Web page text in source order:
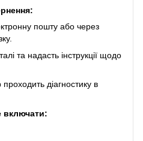
пошту або через
та надасть інструкції щодо
діагностику в
включати: